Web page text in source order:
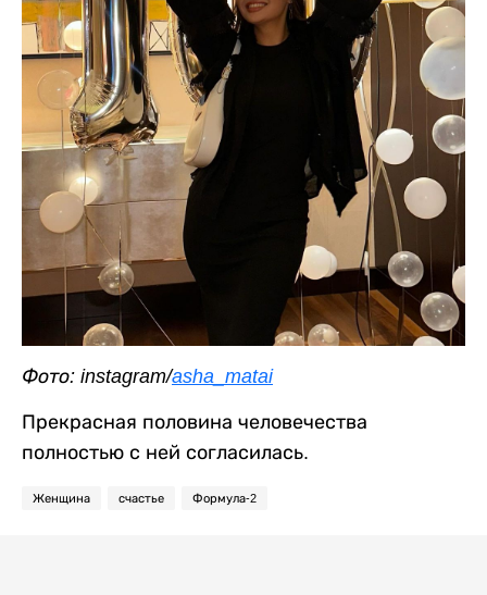
Фото: instagram/asha_matai
Прекрасная половина человечества
полностью с ней согласилась.
Женщина счастье Формула-2